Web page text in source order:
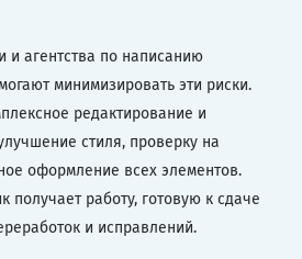
и агентства по написанию
минимизировать эти риски.
редактирование и
стиля, проверку на
оформление всех элементов.
получает работу, готовую к сдаче
и исправлений.